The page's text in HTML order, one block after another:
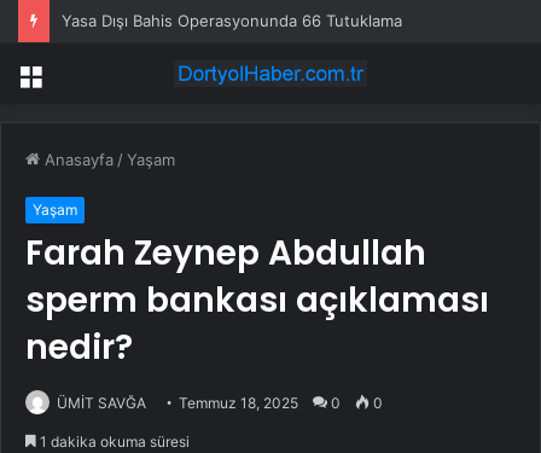
Yasa Dışı Bahis Operasyonunda 66 Tutuklama
Menü
Anasayfa /Yaşam
Yaşam
Farah Zeynep Abdullah
sperm bankası açıklaması
nedir?
ÜMİT SAVĞA Temmuz 18, 2025 0 0
1 dakika okuma süresi